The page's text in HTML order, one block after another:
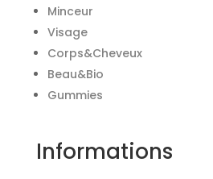
Minceur
Visage
Corps&Cheveux
Beau&Bio
Gummies
Informations